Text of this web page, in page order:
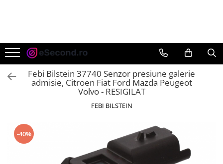
Auto Moto
Accesorii Auto
Anvelope & Jante
Echipamente pentru Atelier
Intretinere & Cosmetica auto
Moto
Reparatii si echipamente auto
Febi Bilstein 37740 Senzor presiune galerie
admisie, Citroen Fiat Ford Mazda Peugeot
Volvo - RESIGILAT
FEBI BILSTEIN
-40%